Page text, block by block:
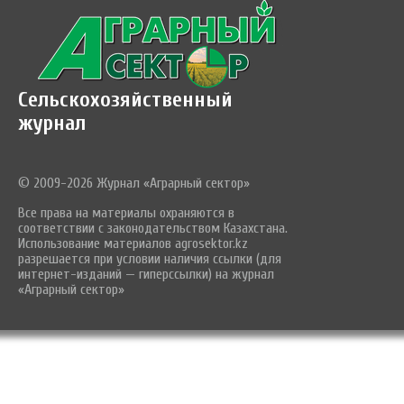
Сельскохозяйственный
журнал
© 2009-2026 Журнал «Аграрный сектор»
Все права на материалы охраняются в
соответствии с законодательством Казахстана.
Использование материалов agrosektor.kz
разрешается при условии наличия ссылки (для
интернет-изданий — гиперссылки) на журнал
«Аграрный сектор»